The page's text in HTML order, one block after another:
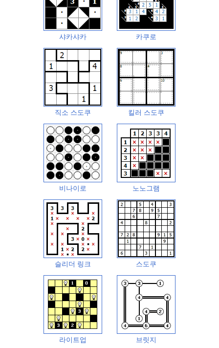
샤카샤카 카쿠로
직소 스도쿠 킬러 스도쿠
비나이로 노노그램
슬리더 링크 스도쿠
라이트업 브릿지